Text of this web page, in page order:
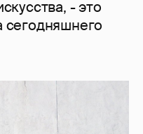
- это
сегодняшнего